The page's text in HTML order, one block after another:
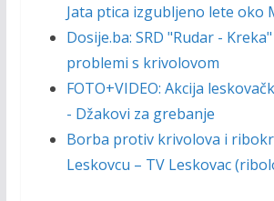
Jata ptica izgubljeno lete oko
Dosije.ba: SRD "Rudar -
problemi s krivolovom
FOTO+VIDEO: Akcija
- Džakovi za grebanje
Borba protiv krivolova i
Leskovcu – TV Leskovac